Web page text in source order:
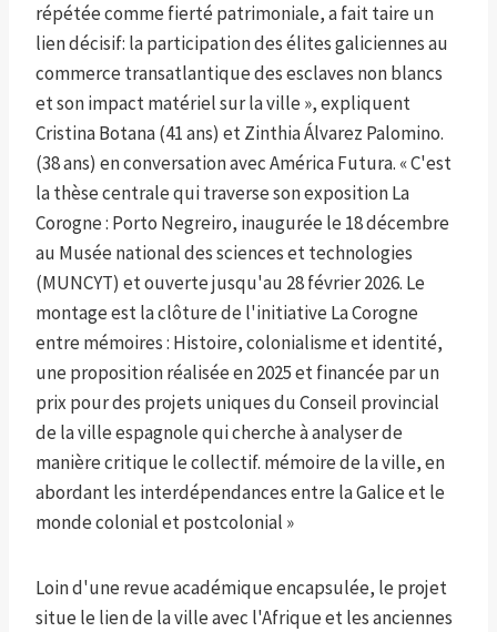
répétée comme fierté patrimoniale, a fait taire un
lien décisif: la participation des élites galiciennes au
commerce transatlantique des esclaves non blancs
et son impact matériel sur la ville », expliquent
Cristina Botana (41 ans) et Zinthia Álvarez Palomino.
(38 ans) en conversation avec América Futura. « C'est
la thèse centrale qui traverse son exposition La
Corogne : Porto Negreiro, inaugurée le 18 décembre
au Musée national des sciences et technologies
(MUNCYT) et ouverte jusqu'au 28 février 2026. Le
montage est la clôture de l'initiative La Corogne
entre mémoires : Histoire, colonialisme et identité,
une proposition réalisée en 2025 et financée par un
prix pour des projets uniques du Conseil provincial
de la ville espagnole qui cherche à analyser de
manière critique le collectif. mémoire de la ville, en
abordant les interdépendances entre la Galice et le
monde colonial et postcolonial »
Loin d'une revue académique encapsulée, le projet
situe le lien de la ville avec l'Afrique et les anciennes